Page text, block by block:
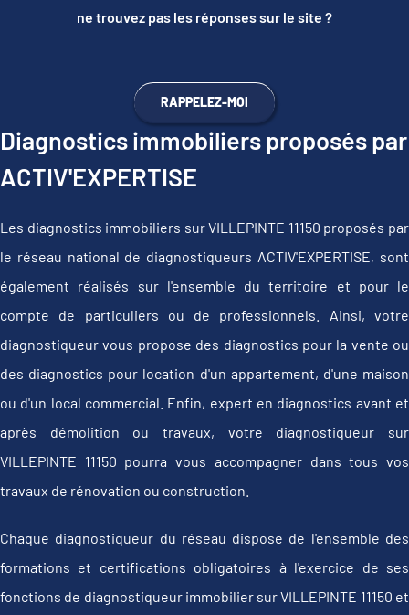
ne trouvez pas les réponses sur le site ?
RAPPELEZ-MOI
Diagnostics immobiliers proposés par
ACTIV'EXPERTISE
Les diagnostics immobiliers sur VILLEPINTE 11150 proposés par
le réseau national de diagnostiqueurs ACTIV'EXPERTISE, sont
également réalisés sur l'ensemble du territoire et pour le
compte de particuliers ou de professionnels. Ainsi, votre
diagnostiqueur vous propose des diagnostics pour la vente ou
des diagnostics pour location d'un appartement, d'une maison
ou d'un local commercial. Enfin, expert en diagnostics avant et
après démolition ou travaux, votre diagnostiqueur sur
VILLEPINTE 11150 pourra vous accompagner dans tous vos
travaux de rénovation ou construction.
Chaque diagnostiqueur du réseau dispose de l'ensemble des
formations et certifications obligatoires à l'exercice de ses
fonctions de diagnostiqueur immobilier sur VILLEPINTE 11150 et